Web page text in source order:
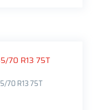
70 R13 75T